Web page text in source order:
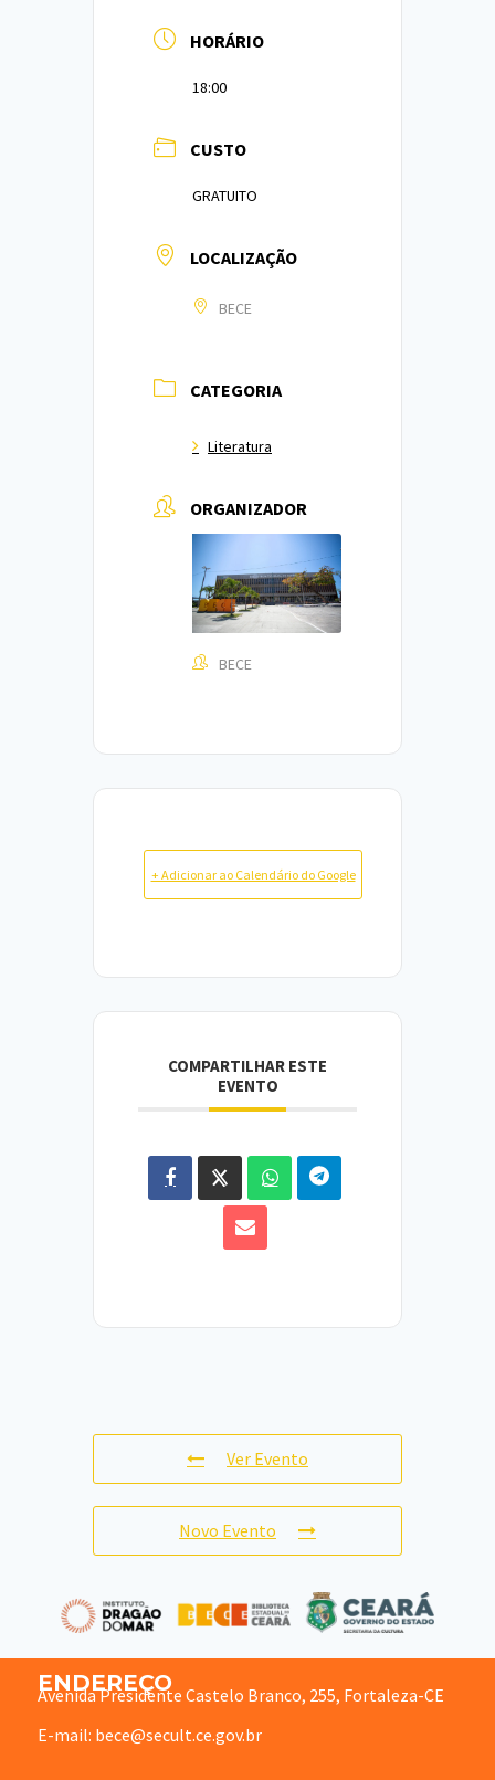
HORÁRIO
18:00
CUSTO
GRATUITO
LOCALIZAÇÃO
BECE
CATEGORIA
Literatura
ORGANIZADOR
BECE
+ Adicionar ao Calendário do Google
COMPARTILHAR ESTE
EVENTO
Ver Evento
Novo Evento
ENDEREÇO
Avenida Presidente Castelo Branco, 255, Fortaleza-CE
E-mail: bece@secult.ce.gov.br